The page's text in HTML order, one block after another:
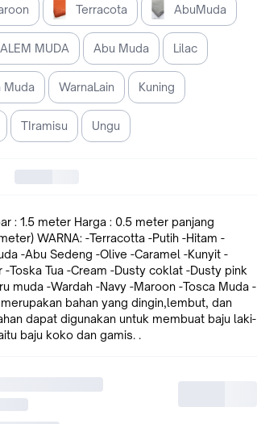
Terracota AbuMuda
MUDA Abu Muda Lilac
Muda WarnaLain Kuning
TIramisu Ungu
: 1.5 meter Harga : 0.5 meter panjang
WARNA: -Terracotta -Putih -Hitam -
-Abu Sedeng -Olive -Caramel -Kunyit -
-Toska Tua -Cream -Dusty coklat -Dusty pink
muda -Wardah -Navy -Maroon -Tosca Muda -
bahan yang dingin,lembut, dan
dapat digunakan untuk membuat baju laki-
baju koko dan gamis. .